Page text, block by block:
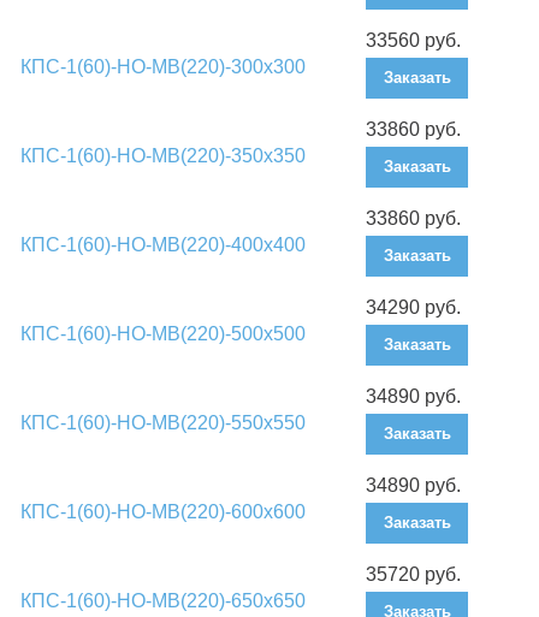
КПС-1(60)-НО-МВ(220)-300х300
33560 руб.
Заказать
КПС-1(60)-НО-МВ(220)-350х350
33860 руб.
Заказать
КПС-1(60)-НО-МВ(220)-400х400
33860 руб.
Заказать
КПС-1(60)-НО-МВ(220)-500х500
34290 руб.
Заказать
КПС-1(60)-НО-МВ(220)-550х550
34890 руб.
Заказать
КПС-1(60)-НО-МВ(220)-600х600
34890 руб.
Заказать
КПС-1(60)-НО-МВ(220)-650х650
35720 руб.
Заказать